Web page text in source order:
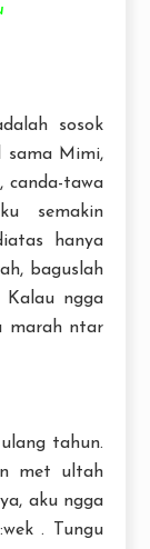
sosok
sama Mimi,
canda-tawa
semakin
hanya
baguslah
Kalau ngga
marah ntar
tahun.
met ultah
aku ngga
. Tungu